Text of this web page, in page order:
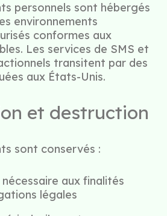
personnels sont hébergés
environnements
conformes aux
Les services de SMS et
transitent par des
aux États-Unis.
et destruction
sont conservés :
aux finalités
légales